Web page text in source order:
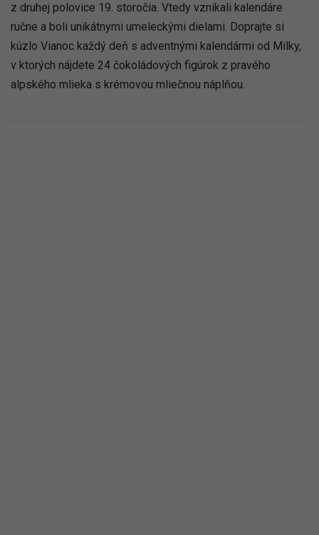
z druhej polovice 19. storočia. Vtedy vznikali kalendáre
ručne a boli unikátnymi umeleckými dielami. Doprajte si
kúzlo Vianoc každý deň s adventnými kalendármi od Milky,
v ktorých nájdete 24 čokoládových figúrok z pravého
alpského mlieka s krémovou mliečnou náplňou.